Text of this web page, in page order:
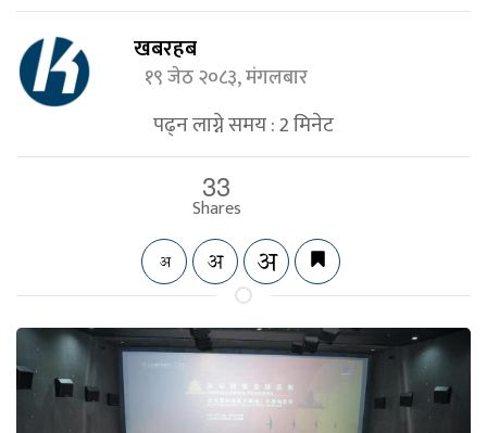
खबरहब
१९ जेठ २०८३, मंगलबार
पढ्न लाग्ने समय :2मिनेट
33
Shares